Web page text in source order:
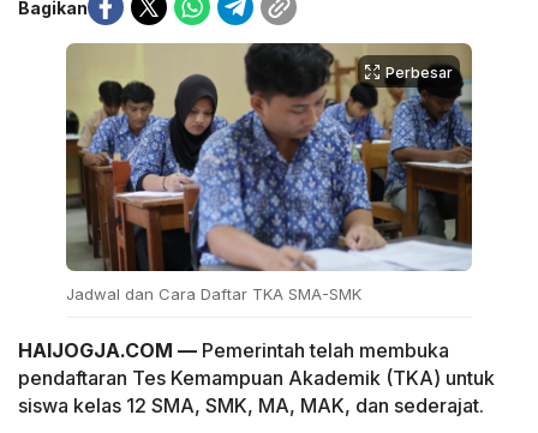
Bagikan
Perbesar
Jadwal dan Cara Daftar TKA SMA-SMK
HAIJOGJA.COM — Pemerintah telah membuka
pendaftaran Tes Kemampuan Akademik (TKA) untuk
siswa kelas 12 SMA, SMK, MA, MAK, dan sederajat.